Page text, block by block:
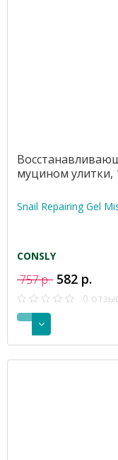
муцином улитки,
Snail Repairing Gel
CONSLY
757 р. 582 р.
0